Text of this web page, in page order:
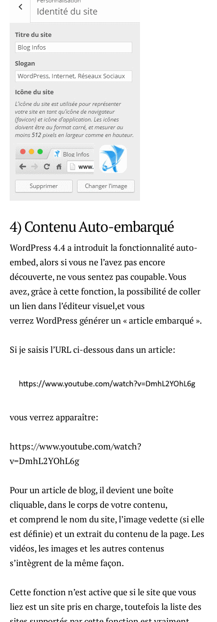
4) Contenu Auto-embarqué
WordPress 4.4 a introduit la fonctionnalité auto-
embed, alors si vous ne l’avez pas encore
découverte, ne vous sentez pas coupable. Vous
avez, grâce à cette fonction, la possibilité de coller
un lien dans l’éditeur visuel,et vous
verrez WordPress générer un « article embarqué ».
Si je saisis l’URL ci-dessous dans un article:
vous verrez apparaître:
https://www.youtube.com/watch?
v=DmhL2YOhL6g
Pour un article de blog, il devient une boîte
cliquable, dans le corps de votre contenu,
et comprend le nom du site, l’image vedette (si elle
est définie) et un extrait du contenu de la page. Les
vidéos, les images et les autres contenus
s’intègrent de la même façon.
Cette fonction n’est active que si le site que vous
liez est un site pris en charge, toutefois la liste des